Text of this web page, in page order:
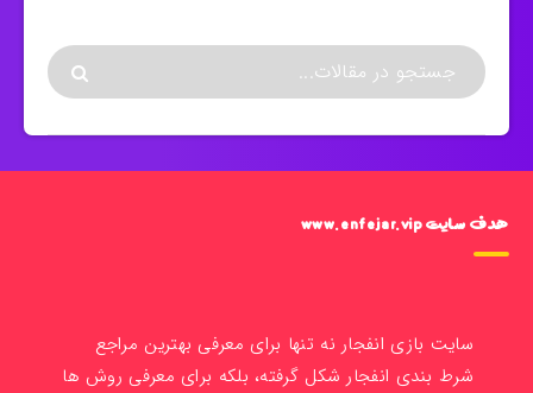
هدف سایت www.enfejar.vip
سایت بازی انفجار نه تنها برای معرفی بهترین مراجع
شرط بندی انفجار شکل گرفته، بلکه برای معرفی روش ها